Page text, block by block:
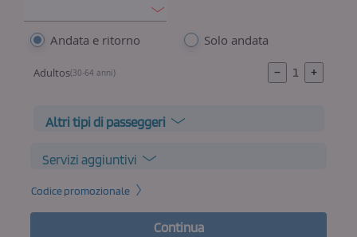
Andata e ritorno Solo andata
Adultos(30-64 anni) − 1 +
Altri tipi di passeggeri
Servizi aggiuntivi
Codice promozionale
Continua